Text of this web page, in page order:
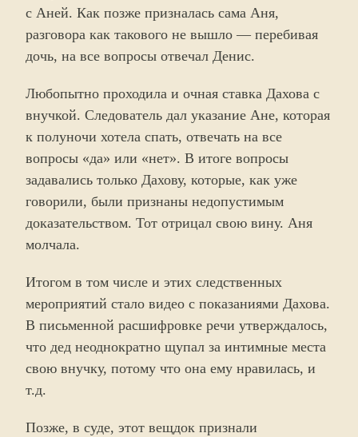
с Аней. Как позже призналась сама Аня,
разговора как такового не вышло — перебивая
дочь, на все вопросы отвечал Денис.
Любопытно проходила и очная ставка Дахова с
внучкой. Следователь дал указание Ане, которая
к полуночи хотела спать, отвечать на все
вопросы «да» или «нет». В итоге вопросы
задавались только Дахову, которые, как уже
говорили, были признаны недопустимым
доказательством. Тот отрицал свою вину. Аня
молчала.
Итогом в том числе и этих следственных
мероприятий стало видео с показаниями Дахова.
В письменной расшифровке речи утверждалось,
что дед неоднократно щупал за интимные места
свою внучку, потому что она ему нравилась, и
т.д.
Позже, в суде, этот вещдок признали